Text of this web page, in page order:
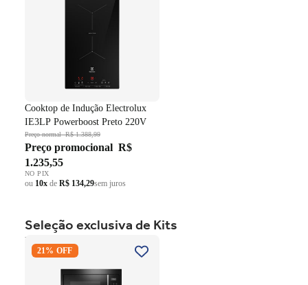
Cooktop de Indução Electrolux
IE3LP Powerboost Preto 220V
Preço normalR$ 1.388,99
Preço promocional R$
1.235,55
NO PIX
ou 10x de R$ 134,29sem juros
Seleção exclusiva de Kits
Kit Brastemp de Embutir
Forno Elétrico 84 Litros
BOC84AE+Micro-ondas 32
Litros BM146AE Preto 220V
21% OFF